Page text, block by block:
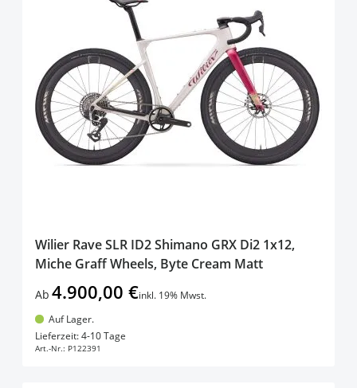
Wilier Rave SLR ID2 Shimano GRX Di2 1x12,
Miche Graff Wheels, Byte Cream Matt
Ab 4.900,00 €inkl. 19% Mwst.
Auf Lager.
Lieferzeit: 4-10 Tage
Art.-Nr.: P122391